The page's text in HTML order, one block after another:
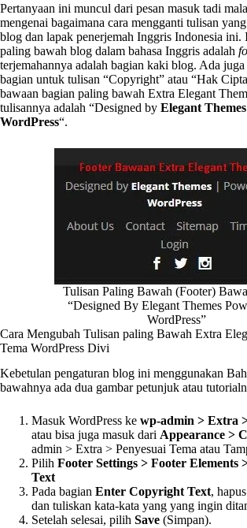
Pertanyaan ini muncul dari pesan masuk tadi
mengenai bagaimana cara mengganti tulisan
blog dan lapak penerjemah Inggris Indonesia ini.
paling bawah blog dalam bahasa Inggris adalah
terjemahannya adalah bagian kaki blog. Ada
bagian untuk tulisan “Copyright” atau “Hak
bawaan bagian paling bawah Extra Elegant
tulisannya adalah “Designed by Elegant Themes
WordPress“.
Tulisan Paling Bawah (Footer)
“Designed By Elegant Themes
WordPress”
Cara Mengubah Tulisan paling Bawah Extra
Tema WordPress Divi
Kebetulan pengaturan blog ini menggunakan
bawahnya ada dua gambar petunjuk atau
Masuk WordPress ke wp-admin > Extra
atau bisa juga masuk dari Appearance >
admin > Extra > Penyesuai Tema atau
Pilih Footer Settings > Footer Elements
Text
Pada bagian Enter Copyright Text,
dan tuliskan kata-kata yang yang ingin
Setelah selesai, pilih Save (Simpan).